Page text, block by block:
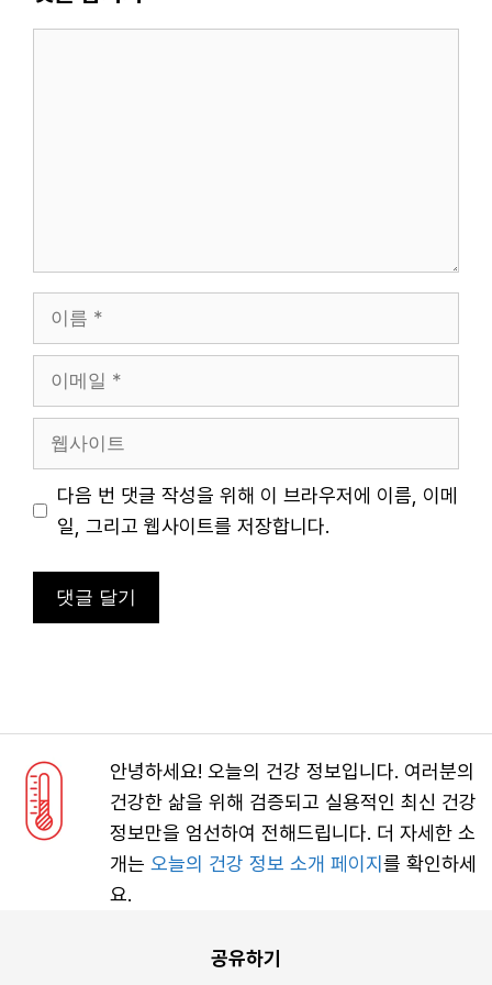
트
다음 번 댓글 작성을 위해 이 브라우저에 이름, 이메
일, 그리고 웹사이트를 저장합니다.
안녕하세요! 오늘의 건강 정보입니다. 여러분의
건강한 삶을 위해 검증되고 실용적인 최신 건강
정보만을 엄선하여 전해드립니다. 더 자세한 소
개는 오늘의 건강 정보 소개 페이지 를 확인하세
요.
공유하기